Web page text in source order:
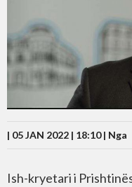
| 05 JAN 2022 | 18:10 | Nga
Ish-kryetari i